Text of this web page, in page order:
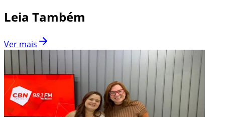
Leia Também
Ver mais